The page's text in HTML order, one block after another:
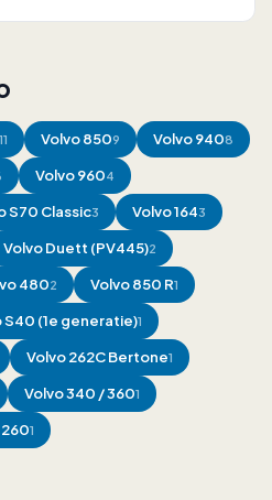
11 Volvo8509 Volvo9408
Volvo9604
S70 Classic3 Volvo1643
VolvoDuett (PV445)2
4802 Volvo850 R1
S40 (1e generatie)1
Volvo262C Bertone1
Volvo340 / 3601
2601